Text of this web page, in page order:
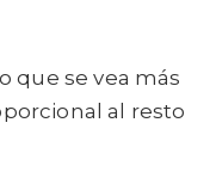
que se vea más
al resto